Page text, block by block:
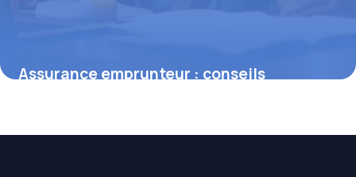
Assurance emprunteur : conseils